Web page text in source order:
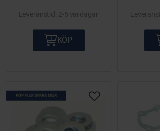
2-5 vardagar
KÖP
KÖP FLER SPARA MER
Lägg till i önskelista